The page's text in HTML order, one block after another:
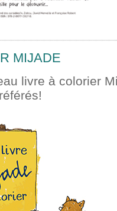
MIJADE
livre à colorier